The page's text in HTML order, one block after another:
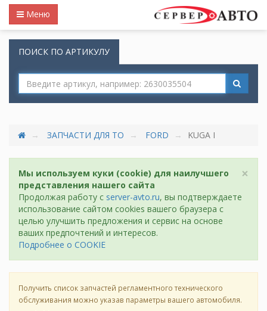
Меню
ПОИСК ПО АРТИКУЛУ
ЗАПЧАСТИ ДЛЯ ТО FORD KUGA I
×
Мы используем куки (cookie) для наилучшего
представления нашего сайта
Продолжая работу с server-avto.ru, вы подтверждаете
использование сайтом cookies вашего браузера с
целью улучшить предложения и сервис на основе
ваших предпочтений и интересов.
Подробнее о COOKIE
Получить список запчастей регламентного технического
обслуживания можно указав параметры вашего автомобиля.